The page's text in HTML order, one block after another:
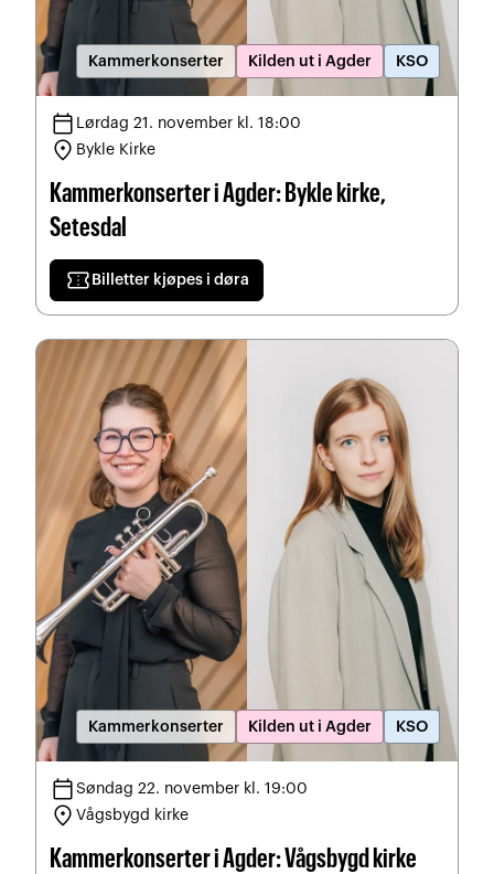
Kammerkonserter Kilden ut i Agder KSO
calendar_today Lørdag 21. november kl. 18:00
location_on Bykle Kirke
Kammerkonserter i Agder: Bykle kirke,
Setesdal
confirmation_number Billetter kjøpes i døra
Kammerkonserter Kilden ut i Agder KSO
calendar_todaySøndag 22. november kl. 19:00
location_onVågsbygd kirke
Kammerkonserter i Agder: Vågsbygd kirke